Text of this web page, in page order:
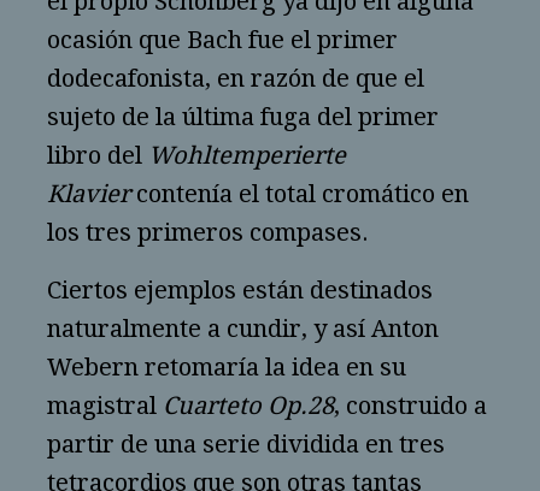
ocasión que Bach fue el primer
dodecafonista, en razón de que el
sujeto de la última fuga del primer
libro del Wohltemperierte
Klaviercontenía el total cromático en
los tres primeros compases.
Ciertos ejemplos están destinados
naturalmente a cundir, y así Anton
Webern retomaría la idea en su
magistral Cuarteto Op.28, construido a
partir de una serie dividida en tres
tetracordios que son otras tantas